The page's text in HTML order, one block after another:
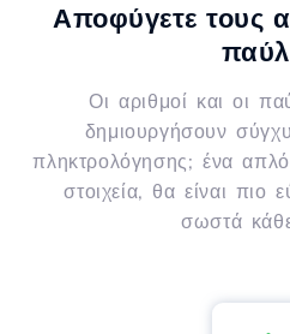
Αποφύγετε τους
Οι αριθμοί και οι
δημιουργήσουν
πληκτρολόγησης; ένα
στοιχεία, θα είναι πιο
σωστά